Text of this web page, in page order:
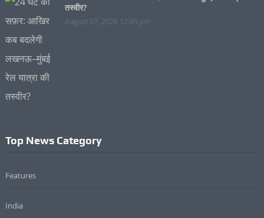
तस्वीर?
August 07, 2026 12:45 pm
Top News Category
Features
India